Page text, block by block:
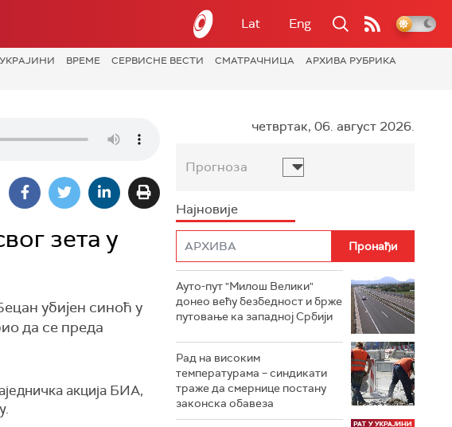
Lat Eng
ВРЕМЕ СЕРВИСНЕ ВЕСТИ СМАТРАЧНИЦА
АРХИВА РУБРИКА
зета у
убијен синоћ у
да се преда
акција БИА,
четвртак, 06. август 2026.
Прогноза
Најновије
Ауто-пут "Милош Велики"
донео већу безбедност и брже
путовање ка западној Србији
Рад на високим
температурама – синдикати
траже да смернице постану
законска обавеза